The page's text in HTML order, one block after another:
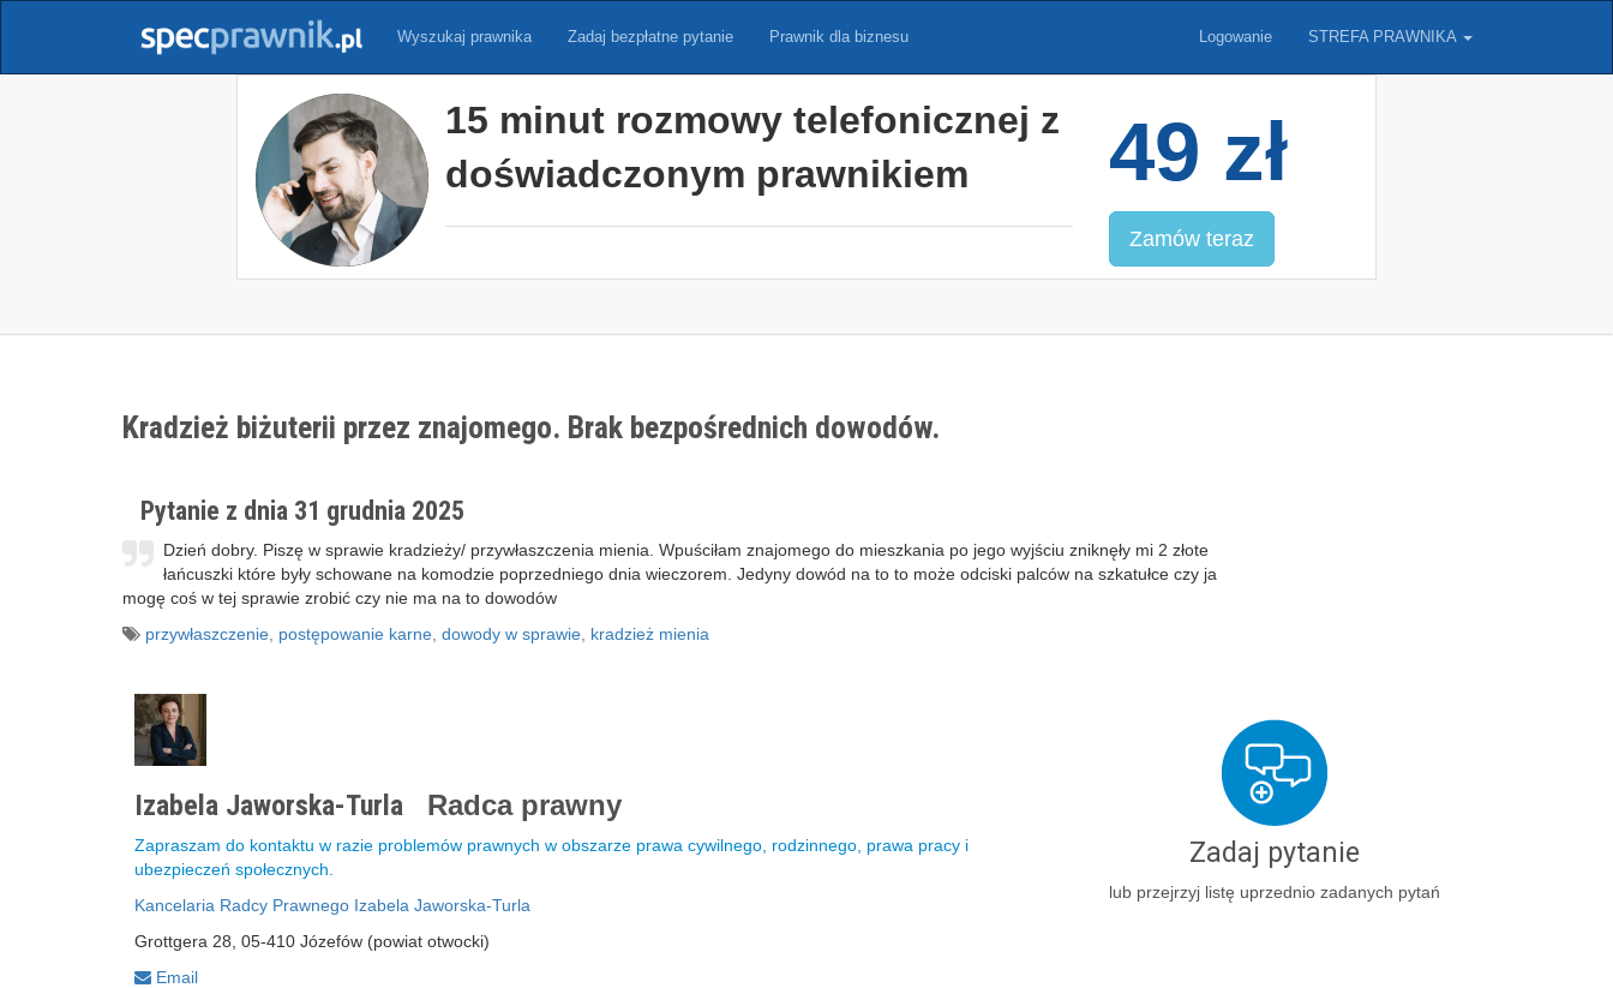
Wyszukaj prawnika Zadaj bezpłatne pytanie Prawnik dla biznesu Logowanie STREFA PRAWNIKA
15 minut rozmowy telefonicznej z
doświadczonym prawnikiem
49 zł
Zamów teraz
Kradzież biżuterii przez znajomego. Brak bezpośrednich dowodów.
Pytanie z dnia 31 grudnia 2025
Dzień dobry. Piszę w sprawie kradzieży/ przywłaszczenia mienia. Wpuściłam znajomego do mieszkania po jego wyjściu zniknęły mi 2 złote
łańcuszki które były schowane na komodzie poprzedniego dnia wieczorem. Jedyny dowód na to to może odciski palców na szkatułce czy ja
mogę coś w tej sprawie zrobić czy nie ma na to dowodów
przywłaszczenie postępowanie karne dowody w sprawie kradzież mienia
Izabela Jaworska-Turla Radca prawny
Zapraszam do kontaktu w razie problemów prawnych w obszarze prawa cywilnego, rodzinnego, prawa pracy i
ubezpieczeń społecznych.
Kancelaria Radcy Prawnego Izabela Jaworska-Turla
Grottgera 28, 05-410 Józefów (powiat otwocki)
Email
Zadaj pytanie
lub przejrzyj listę uprzednio zadanych pytań